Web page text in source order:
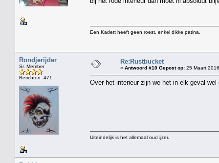
Een Kadett heeft geen roest, enkel dikke patina.
Rondjerijder
Sr. Member
Berichten: 471
Re:Rustbucket
« Antwoord #10 Gepost op: 25 Maart
Over het interieur zijn we het in elk geval
Uiteindelijk is het allemaal oud ijzer.